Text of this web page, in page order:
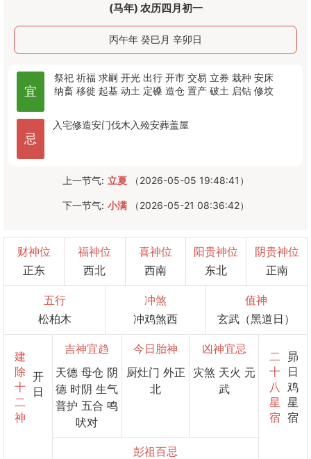
(马年) 农历四月初一
丙午年 癸巳月 辛卯日
宜
祭祀 祈福 求嗣 开光 出行 开市 交易 立券 栽种 安床
纳畜 移徙 起基 动土 定磉 造仓 置产 破土 启钻 修坟
忌
入宅修造安门伐木 入殓安葬盖屋
上一节气: 立夏 （2026-05-05 19:48:41）
下一节气: 小满 （2026-05-21 08:36:42）
财神位
正东
福神位
西北
喜神位
西南
阳贵神位
东北
阴贵神位
正南
五行
松柏木
冲煞
冲鸡煞西
值神
玄武（黑道日）
建
除
十
二
神
开
日
吉神宜趋
天德 母仓 阴
德 时阴 生气
普护 五合 鸣
吠对
今日胎神
厨灶门 外正
北
凶神宜忌
灾煞 天火 元
武
彭祖百忌
二
十
八
星
宿
昴
日
鸡
星
宿